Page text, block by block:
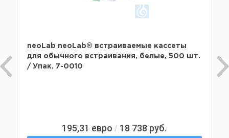
neoLab neoLab® встраиваемые кассеты
для обычного встраивания, белые, 500 шт.
/ Упак. 7-0010
195,31 евро / 18 738 руб.